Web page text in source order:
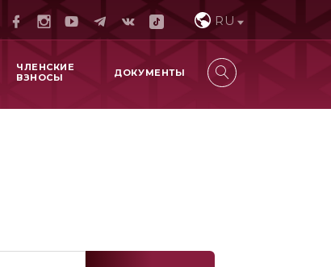
RU
ЧЛЕНСКИЕ
ВЗНОСЫ
ДОКУМЕНТЫ